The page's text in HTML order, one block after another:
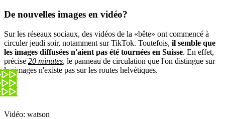
De nouvelles images en vidéo?
Sur les réseaux sociaux, des vidéos de la «bête» ont commencé à
circuler jeudi soir, notamment sur TikTok. Toutefois, il semble que
les images diffusées n'aient pas été tournées en Suisse. En effet,
précise 20 minutes, le panneau de circulation que l'on distingue sur
les images n'existe pas sur les routes helvétiques.
Vidéo: watson